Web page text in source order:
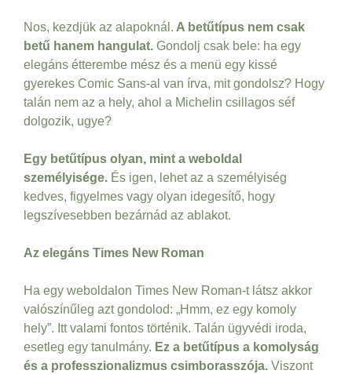
Nos, kezdjük az alapoknál. A betűtípus nem csak
betű hanem hangulat. Gondolj csak bele: ha egy
elegáns étterembe mész és a menü egy kissé
gyerekes Comic Sans-al van írva, mit gondolsz? Hogy
talán nem az a hely, ahol a Michelin csillagos séf
dolgozik, ugye?
Egy betűtípus olyan, mint a weboldal
személyisége. És igen, lehet az a személyiség
kedves, figyelmes vagy olyan idegesítő, hogy
legszívesebben bezárnád az ablakot.
Az elegáns Times New Roman
Ha egy weboldalon Times New Roman-t látsz akkor
valószínűleg azt gondolod: „Hmm, ez egy komoly
hely”. Itt valami fontos történik. Talán ügyvédi iroda,
esetleg egy tanulmány. Ez a betűtípus a komolyság
és a professzionalizmus csimborasszója. Viszont